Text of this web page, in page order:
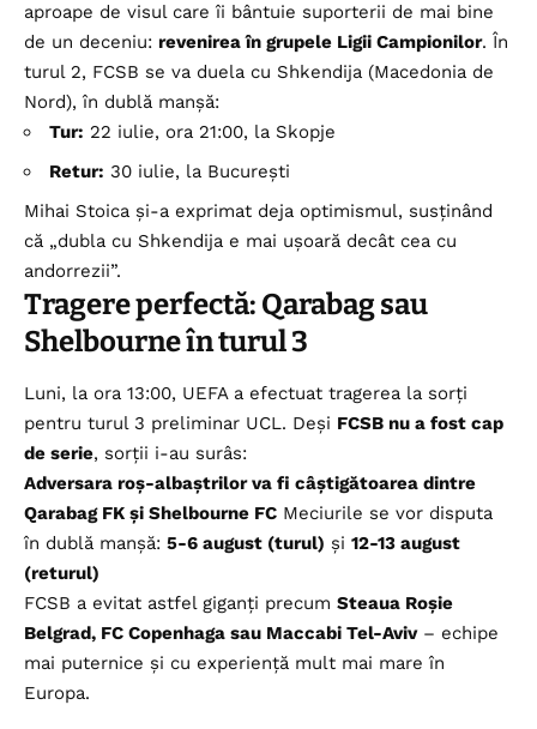
aproape de visul care îi bântuie suporterii de mai bine
de un deceniu: revenirea în grupele Ligii Campionilor. În
turul 2, FCSB se va duela cu Shkendija (Macedonia de
Nord), în dublă manșă:
Tur: 22 iulie, ora 21:00, la Skopje
Retur: 30 iulie, la București
Mihai Stoica și-a exprimat deja optimismul, susținând
că „dubla cu Shkendija e mai ușoară decât cea cu
andorrezii”.
Tragere perfectă: Qarabag sau
Shelbourne în turul 3
Luni, la ora 13:00, UEFA a efectuat tragerea la sorți
pentru turul 3 preliminar UCL. Deși FCSB nu a fost cap
de serie, sorții i-au surâs:
Adversara roș-albaștrilor va fi câștigătoarea dintre
Qarabag FK și Shelbourne FC Meciurile se vor disputa
în dublă manșă: 5-6 august (turul) și 12-13 august
(returul)
FCSB a evitat astfel giganți precum Steaua Roșie
Belgrad, FC Copenhaga sau Maccabi Tel-Aviv– echipe
mai puternice și cu experiență mult mai mare în
Europa.